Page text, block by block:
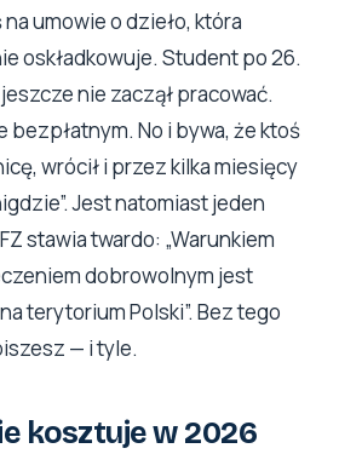
umowie o dzieło, która
oskładkowuje. Student po 26.
nie zaczął pracować.
bezpłatnym. No i bywa, że ktoś
wrócił i przez kilka miesięcy
Jest natomiast jeden
stawia twardo: „Warunkiem
dobrowolnym jest
terytorium Polski”. Bez tego
— i tyle.
kosztuje w 2026